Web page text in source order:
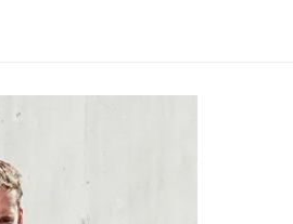
２．訂單成立數日內，您將收到繳費通知簡訊。
３．收到繳費通知簡訊後14天內，點擊此簡訊中
絡購買商品的店家。未經商家同意取消之訂單仍
先享後付繳納相關費用。
※ 交易是否成功請以「AFTEE先享後付 」之結帳
離島宅配